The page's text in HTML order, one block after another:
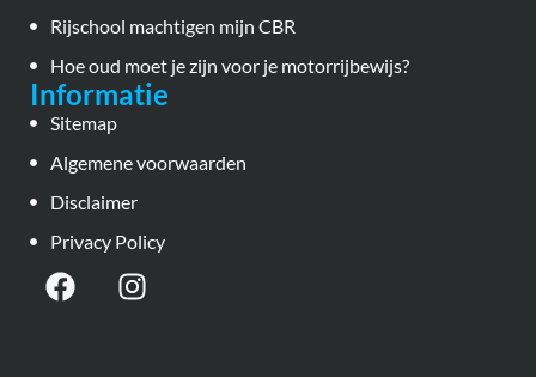
Rijschool machtigen mijn CBR
Hoe oud moet je zijn voor je motorrijbewijs?
Informatie
Sitemap
Algemene voorwaarden
Disclaimer
Privacy Policy